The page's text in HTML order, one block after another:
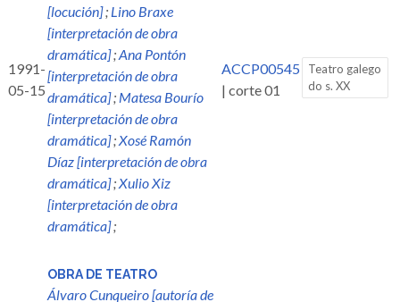
1991-
05-15
[locución]; Lino Braxe
[interpretación de obra
dramática];Ana Pontón
[interpretación de obra
dramática]; Matesa Bourío
[interpretación de obra
dramática];Xosé Ramón
Díaz [interpretación de obra
dramática];Xulio Xiz
[interpretación de obra
dramática];
ACCP00545
| corte 01
Teatro galego
do s. XX
OBRA DE TEATRO
Álvaro Cunqueiro [autoría de